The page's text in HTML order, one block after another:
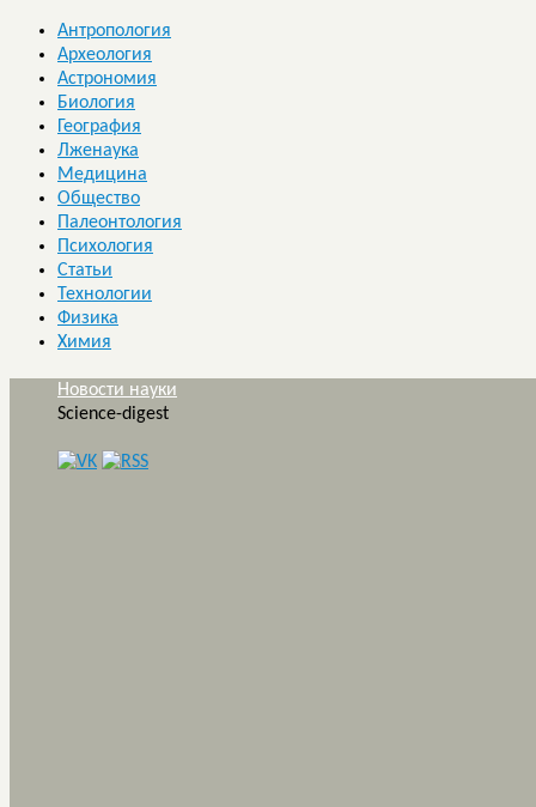
Антропология
Археология
Астрономия
Биология
География
Лженаука
Медицина
Общество
Палеонтология
Психология
Статьи
Технологии
Физика
Химия
Новости науки
Science-digest